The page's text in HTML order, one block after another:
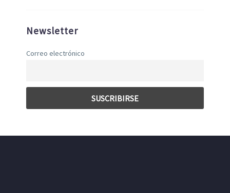
Newsletter
Correo electrónico